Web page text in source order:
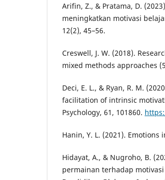
Arifin, Z., & Pratama, D.
meningkatkan motivasi
12(2), 45–56.
Creswell, J. W. (2018).
mixed methods approaches
Deci, E. L., & Ryan, R. M.
facilitation of intrinsic
Psychology, 61, 101860.
Hanin, Y. L. (2021).
Hidayat, A., & Nugroho, B.
permainan terhadap